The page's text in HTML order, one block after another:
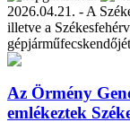
2026.04.21. - A
illetve a
Az Örmény
emlékeztek